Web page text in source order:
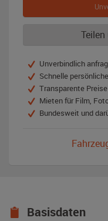
Unverbindlich
Schnelle
Transparente Preise
Mieten für Film,
Bundesweit und
Basisdaten